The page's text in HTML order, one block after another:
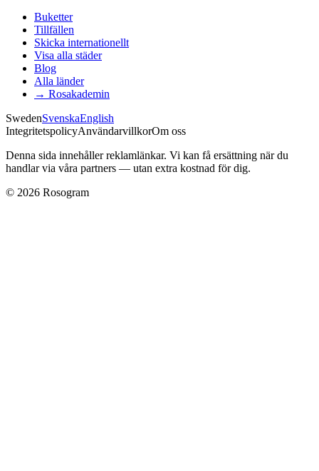
Buketter
Tillfällen
Skicka internationellt
Visa alla städer
Blog
Alla länder
→ Rosakademin
SwedenSvenskaEnglish
IntegritetspolicyAnvändarvillkorOm oss
Denna sida innehåller reklamlänkar. Vi kan få ersättning när du
handlar via våra partners — utan extra kostnad för dig.
© 2026 Rosogram